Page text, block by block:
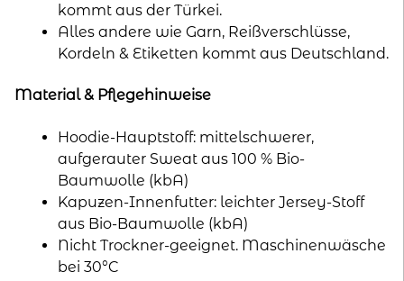
kommt aus der Türkei.
Alles andere wie Garn, Reißverschlüsse,
Kordeln & Etiketten kommt aus Deutschland.
Material & Pflegehinweise
Hoodie-Hauptstoff: mittelschwerer,
aufgerauter Sweat aus 100 % Bio-
Baumwolle (kbA)
Kapuzen-Innenfutter: leichter Jersey-Stoff
aus Bio-Baumwolle (kbA)
Nicht Trockner-geeignet. Maschinenwäsche
bei 30°C